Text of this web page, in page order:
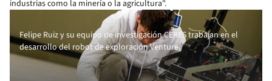
industrias como la minería o la agricultura".
Felipe Ruiz y su equipo de investigación CERES trabajan en el
desarrollo del robot de exploración Venture.